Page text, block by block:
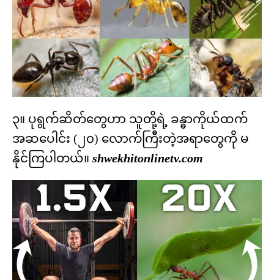
၃။ ပုရွက်ဆိတ်တွေဟာ သူတို့ရဲ့ ခန္ဓာကိုယ်ထက်
အဆပေါင်း (၂၀) လောက်ကြီးတဲ့အရာတွေကို မ
နိုင်ကြပါတယ်။ shwekhitonlinetv.com